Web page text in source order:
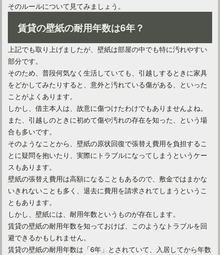
マンションのドア下の隙間が気になる！意味や音・風対策は
古い家のカビ臭さを消す方法とは？原因や対処法をご紹介
そのルールについて見てみましょう。
賃貸の壁紙の耐用年数は6年？
上記でも取り上げましたが、壁紙は部屋の中でも特に汚れやすい
部分です。
そのため、普段何気なく生活していても、引越しするときに家具
をどかしてみたりすると、意外と汚れている傷がある、といった
ことがよくあります。
しかし、借主本人は、故意に傷つけたわけでもありませんよね。
また、引越しのときに初めて傷や汚れの存在を知った、という場
合も多いです。
そのようなことから、壁紙の原状回復で張替え費用を負担するこ
とに疑問を抱いたり、実際にトラブルになってしまうというケー
スもあります。
壁紙の張替え費用は高額になることもあるので、敷金ではまかな
いきれないことも多く、退去に費用を請求されてしまうというこ
ともあります。
しかし、壁紙には、耐用年数というものが存在します。
賃貸の壁紙の耐用年数を知っておけば、このようなトラブルを回
避できるかもしれません。
賃貸の壁紙の耐用年数は「6年」とされていて、入居してから年数